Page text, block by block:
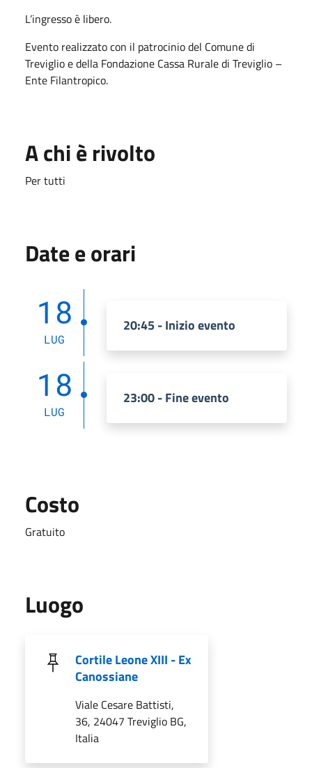
L’ingresso è libero.
Evento realizzato con il patrocinio del Comune di
Treviglio e della Fondazione Cassa Rurale di Treviglio –
Ente Filantropico.
A chi è rivolto
Per tutti
Date e orari
18
LUG
20:45 - Inizio evento
18
LUG
23:00 - Fine evento
Costo
Gratuito
Luogo
Cortile Leone XIII - Ex
Canossiane
Viale Cesare Battisti,
36, 24047 Treviglio BG,
Italia